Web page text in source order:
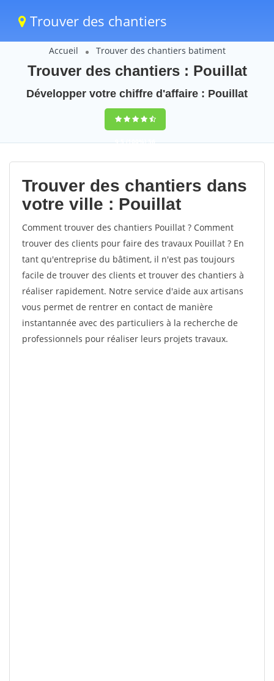
Trouver des chantiers
Accueil Trouver des chantiers batiment
Trouver des chantiers : Pouillat
Développer votre chiffre d'affaire : Pouillat
9,5(100%)56
votes
Trouver des chantiers dans
votre ville : Pouillat
Comment trouver des chantiers Pouillat ? Comment
trouver des clients pour faire des travaux Pouillat ? En
tant qu'entreprise du bâtiment, il n'est pas toujours
facile de trouver des clients et trouver des chantiers à
réaliser rapidement. Notre service d'aide aux artisans
vous permet de rentrer en contact de manière
instantannée avec des particuliers à la recherche de
professionnels pour réaliser leurs projets travaux.